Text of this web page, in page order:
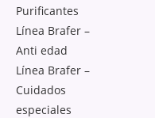
Purificantes
Línea Brafer –
Anti edad
Línea Brafer –
Cuidados
especiales